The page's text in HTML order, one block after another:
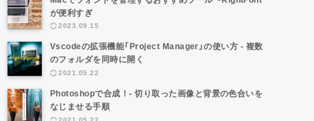
が便利すぎ
2023.09.15
Vscodeの拡張機能「Project Manager」の使い方 - 複数
のフォルダを同時に開く
2021.05.22
Photoshopで合成！- 切り取った画像と背景の色合いを
なじませる手順